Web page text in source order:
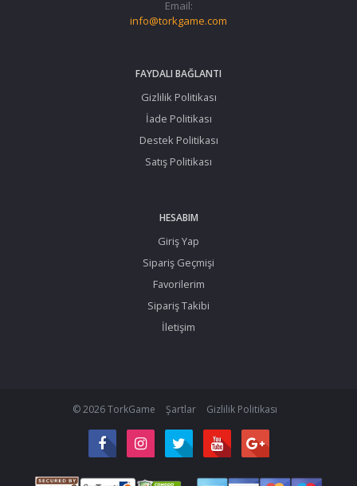
Email:
info@torkgame.com
FAYDALI BAĞLANTI
Gizlilik Politikası
İade Politikası
Destek Politikası
Satış Politikası
HESABIM
Giriş Yap
Sipariş Geçmişi
Favorilerim
Sipariş Takibi
İletişim
© 2026 TorkGame Şartlar Gizlilik Politikası